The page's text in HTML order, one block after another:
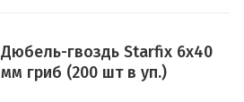
Дюбель-гвоздь Starfix 6х40
мм гриб (200 шт в уп.)